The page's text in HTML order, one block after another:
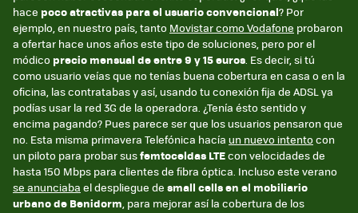
hace poco atractivas para el usuario convencional? Por
ejemplo, en nuestro país, tanto Movistar como Vodafone probaron
a ofertar hace unos años este tipo de soluciones, pero por el
módico precio mensual de entre 9 y 15 euros . Es decir, si tú
como usuario veías que no tenías buena cobertura en casa o en la
oficina, las contratabas y así, usando tu conexión fija de ADSL ya
podías usar la red 3G de la operadora. ¿Tenía ésto sentido y
encima pagando? Pues parece ser que los usuarios pensaron que
no. Esta misma primavera Telefónica hacía un nuevo intentocon
un piloto para probar susfemtoceldas LTEcon velocidades de
hasta 150 Mbps para clientes de fibra óptica. Incluso este verano
se anunciaba el despliegue de small cells en el mobiliario
urbano de Benidorm , para mejorar así la cobertura de los